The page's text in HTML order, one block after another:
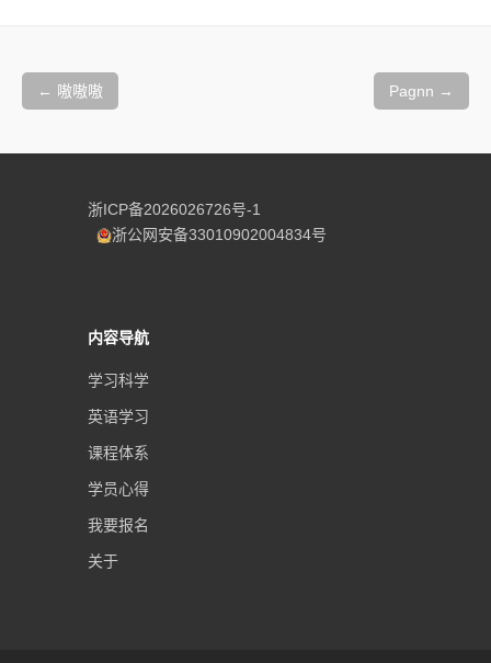
文
章
导
航
← 嗷嗷嗷 Pagnn →
浙ICP备2026026726号-1
浙公网安备33010902004834号
内容导航
学习科学
英语学习
课程体系
学员心得
我要报名
关于